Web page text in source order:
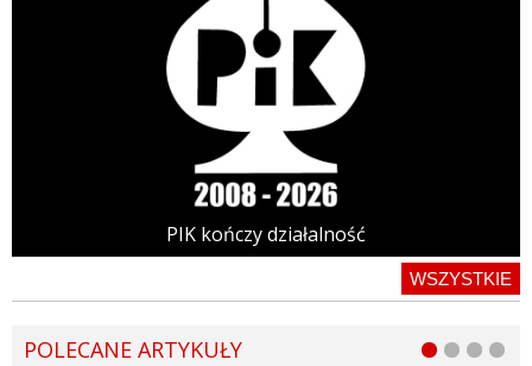
PIK kończy działalność
WSZYSTKIE
POLECANE ARTYKUŁY